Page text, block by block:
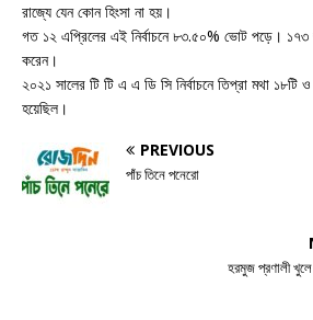
রাজ্যে যেন কোন হিংসা না হয়।
গত ১২ এপ্রিলের এই নির্বাচনে ৮৩.৫০% ভোট পড়ে। ১৭৩
করেন।
২০২১ সালের টি টি এ এ ডি সি নির্বাচনে তিপ্রা মথা ১৮টি
হয়েছিল।
PREVIOUS
পাঁচ তিনে পনেরো
হরমুজ প্রণালী